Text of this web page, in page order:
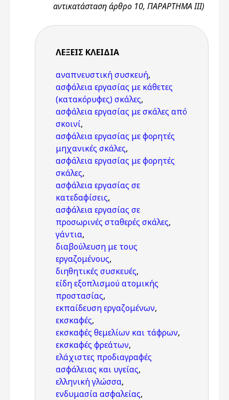
αντικατάσταση άρθρο 10, ΠΑΡΑΡΤΗΜΑ ΙΙΙ)
ΛΈΞΕΙΣ KΛΕΙΔΙΆ
αναπνευστική συσκευή,
ασφάλεια εργασίας με κάθετες
(κατακόρυφες) σκάλες,
ασφάλεια εργασίας με σκάλες από
σκοινί,
ασφάλεια εργασίας με φορητές
μηχανικές σκάλες,
ασφάλεια εργασίας με φορητές
σκάλες,
ασφάλεια εργασίας σε
κατεδαφίσεις,
ασφάλεια εργασίας σε
προσωρινές σταθερές σκάλες,
γάντια,
διαβούλευση με τους
εργαζομένους,
διηθητικές συσκευές,
είδη εξοπλισμού ατομικής
προστασίας,
εκπαίδευση εργαζομένων,
εκσκαφές,
εκσκαφές θεμελίων και τάφρων,
εκσκαφές φρεάτων,
ελάχιστες προδιαγραφές
ασφάλειας και υγείας,
ελληνική γλώσσα,
ενδυμασία ασφαλείας,